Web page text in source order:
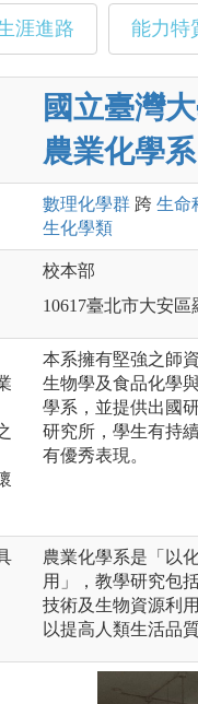
涯進路 能力特
國立臺灣
農業化學系
數理化學群 跨 生命
生化學類
校本部
10617臺北市大安
本系擁有堅強之師
生物學及食品化學
學系，並提供出國
研究所，學生有持
有優秀表現。
農業化學系是「以
用」，教學研究包
技術及生物資源利
以提高人類生活品質